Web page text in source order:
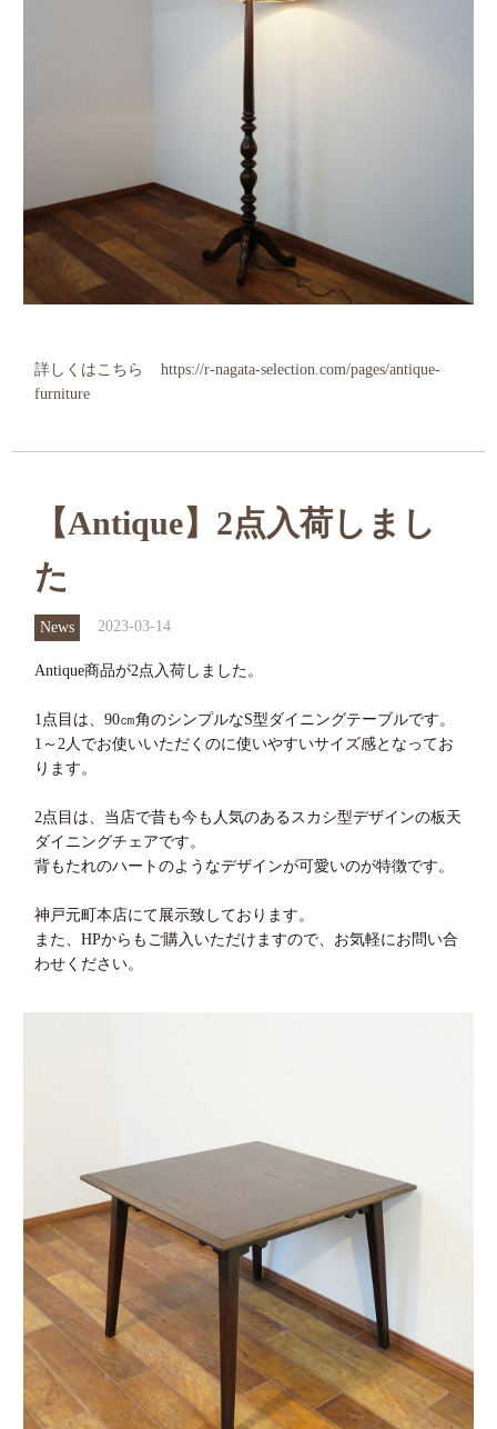
詳しくはこちら
https://r-nagata-selection.com/pages/antique-
furniture
【Antique】2点入荷しまし
た
News 2023-03-14
Antique商品が2点入荷しました。
1点目は、90㎝角のシンプルなS型ダイニングテーブルです。
1～2人でお使いいただくのに使いやすいサイズ感となってお
ります。
2点目は、当店で昔も今も人気のあるスカシ型デザインの板天
ダイニングチェアです。
背もたれのハートのようなデザインが可愛いのが特徴です。
神戸元町本店にて展示致しております。
また、HPからもご購入いただけますので、お気軽にお問い合
わせください。